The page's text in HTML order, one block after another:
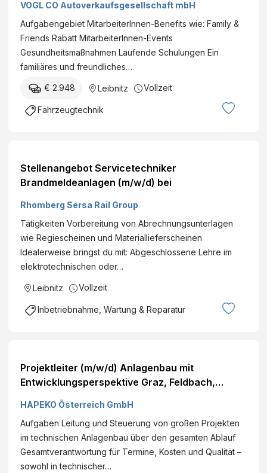
VOGL CO Autoverkaufsgesellschaft mbH
Aufgabengebiet MitarbeiterInnen-Benefits wie: Family &
Friends Rabatt MitarbeiterInnen-Events
Gesundheitsmaßnahmen Laufende Schulungen Ein
familiäres und freundliches…
€ 2.948 Leibnitz Vollzeit
Fahrzeugtechnik
Stellenangebot Servicetechniker
Brandmeldeanlagen (m/w/d) bei
Rhomberg Sersa Rail Group
Tätigkeiten Vorbereitung von Abrechnungsunterlagen
wie Regiescheinen und Materiallieferscheinen
Idealerweise bringst du mit: Abgeschlossene Lehre im
elektrotechnischen oder…
Leibnitz Vollzeit
Inbetriebnahme, Wartung & Reparatur
Projektleiter (m/w/d) Anlagenbau mit
Entwicklungsperspektive Graz, Feldbach,
Leibnitz, Gleisdorf, Hartberg, Oberwart–EUR
Jahresgehalt
HAPEKO Österreich GmbH
Aufgaben Leitung und Steuerung von großen Projekten
im technischen Anlagenbau über den gesamten Ablauf
Gesamtverantwortung für Termine, Kosten und Qualität –
sowohl in technischer…